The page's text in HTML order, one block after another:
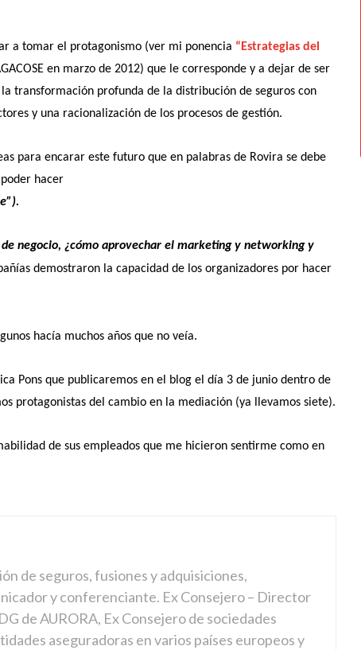
a tomar el protagonismo (ver mi ponencia “Estrategias del
en marzo de 2012) que le corresponde y a dejar de ser
transformación profunda de la distribución de seguros con
y una racionalización de los procesos de gestión.
para encarar este futuro que en palabras de Rovira se debe
hacer
de negocio, ¿cómo aprovechar el marketing y networking y
demostraron la capacidad de los organizadores por hacer
hacía muchos años que no veía.
Pons que publicaremos en el blog el día 3 de junio dentro de
protagonistas del cambio en la mediación (ya llevamos siete).
de sus empleados que me hicieron sentirme como en
de seguros, fusiones y adquisiciones,
y conferenciante. Ex Consejero – Director
de AURORA, Ex Consejero de sociedades
aseguradoras en varios países europeos y